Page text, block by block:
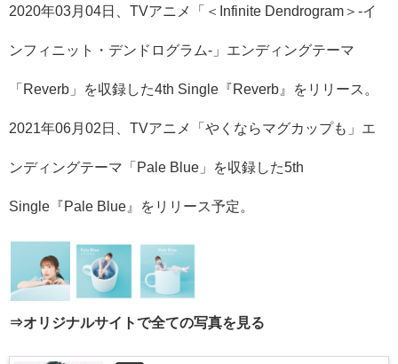
2020年03月04日、TVアニメ「＜Infinite Dendrogram＞-イ
ンフィニット・デンドログラム-」エンディングテーマ
「Reverb」を収録した4th Single『Reverb』をリリース。
2021年06月02日、TVアニメ「やくならマグカップも」エ
ンディングテーマ「Pale Blue」を収録した5th
Single『Pale Blue』をリリース予定。
⇒オリジナルサイトで全ての写真を見る